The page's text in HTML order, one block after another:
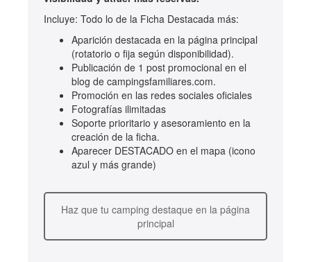
Incluye: Todo lo de la Ficha Destacada más:
Aparición destacada en la página principal
(rotatorio o fija según disponibilidad).
Publicación de 1 post promocional en el
blog de campingsfamiliares.com.
Promoción en las redes sociales oficiales
Fotografías ilimitadas
Soporte prioritario y asesoramiento en la
creación de la ficha.
Aparecer DESTACADO en el mapa (icono
azul y más grande)
Haz que tu camping destaque en la página
principal